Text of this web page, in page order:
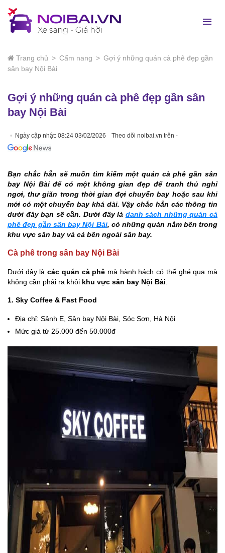
Trang chủ > Cẩm nang > Gợi ý những quán cà phê đẹp gần
sân bay Nội Bài
Gợi ý những quán cà phê đẹp gần sân
bay Nội Bài
Ngày cập nhật: 08:24 03/02/2026 Theo dõi noibai.vn trên -
Bạn chắc hẳn sẽ muốn tìm kiếm một quán cà phê gần sân
bay Nội Bài để có một không gian đẹp để tranh thủ nghỉ
ngơi, thư giãn trong thời gian đợi chuyến bay hoặc sau khi
mới có một chuyến bay khá dài. Vậy chắc hẳn các thông tin
dưới đây bạn sẽ cần. Dưới đây là danh sách những quán cà
phê đẹp gần sân bay Nội Bài, có những quán nằm bên trong
khu vực sân bay và cả bên ngoài sân bay.
Cà phê trong sân bay Nội Bài
Dưới đây làcác quán cà phê mà hành hách có thể ghé qua mà
không cần phải ra khỏi khu vực sân bay Nội Bài.
1. Sky Coffee & Fast Food
Địa chỉ: Sảnh E, Sân bay Nội Bài, Sóc Sơn, Hà Nội
Mức giá từ 25.000 đến 50.000đ